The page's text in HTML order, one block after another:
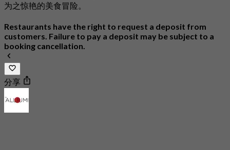
为之惊艳的美食冒险。
Restaurants have the right to request a deposit from
customers. Failure to pay a deposit may be subject to a
booking cancellation.
分享